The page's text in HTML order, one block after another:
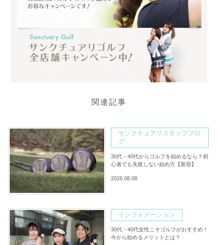
関連記事
サンクチュアリスタッフブロ
グ
30代・40代からゴルフを始めるなら？初
心者でも失敗しない始め方【新宿】
2026.08.08
インフォメーション
30代・40代女性こそゴルフがおすすめ！
今から始めるメリットとは？